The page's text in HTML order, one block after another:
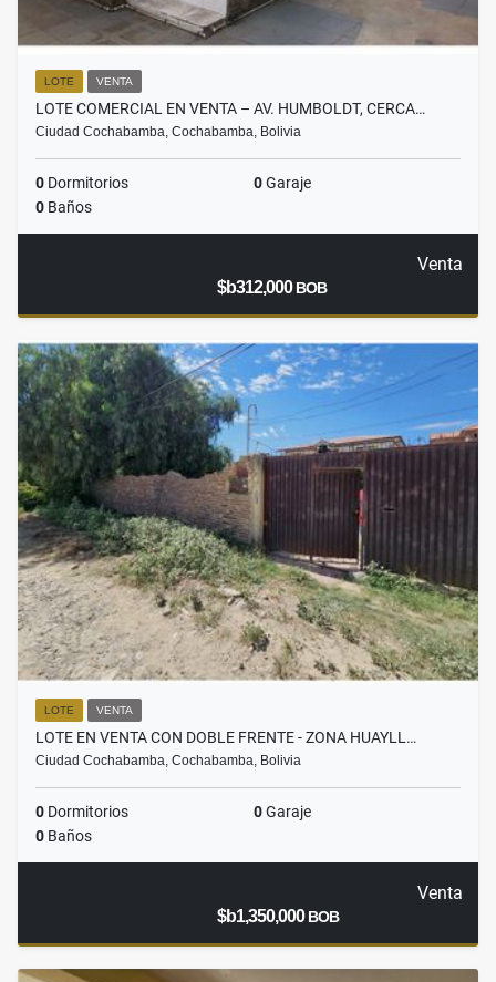
LOTE VENTA
LOTE COMERCIAL EN VENTA – AV. HUMBOLDT, CERCA…
Ciudad Cochabamba, Cochabamba, Bolivia
0 Dormitorios 0Garaje
0 Baños
Venta
$b312,000BOB
LOTE VENTA
LOTE EN VENTA CON DOBLE FRENTE - ZONA HUAYLL…
Ciudad Cochabamba, Cochabamba, Bolivia
0 Dormitorios 0Garaje
0 Baños
Venta
$b1,350,000BOB